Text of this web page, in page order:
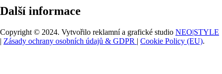
vel.56
Stone/After
Dark
Další informace
Copyright © 2024. Vytvořilo reklamní a grafické studio NEO|STYLE
| Zásady ochrany osobních údajů & GDPR | Cookie Policy (EU).